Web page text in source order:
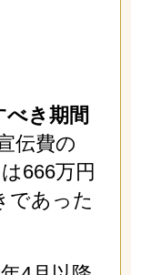
べき期間
伝費の
666万円
であった